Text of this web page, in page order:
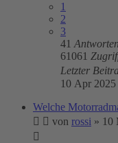
1
2
3
41 Antworten
61061
Letzter
10 Apr 2025
Welche
von rossi » 10